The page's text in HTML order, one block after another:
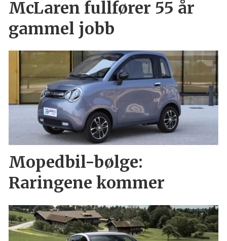
McLaren fullfører 55 år
gammel jobb
Mopedbil-bølge:
Raringene kommer